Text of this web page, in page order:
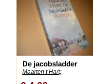
De jacobsladder
Maarten t Hart;